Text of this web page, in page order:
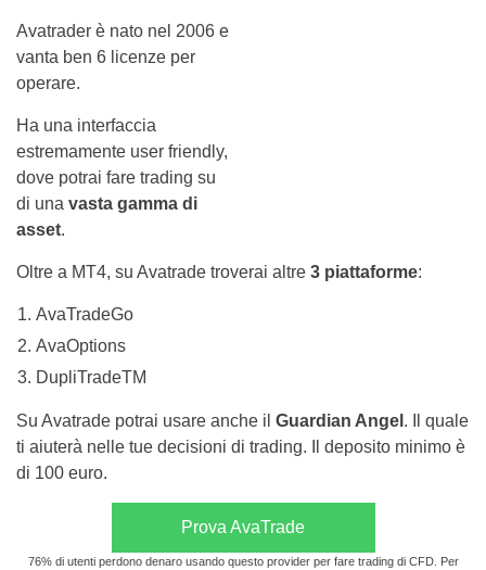
Avatrader è nato nel 2006 e
vanta ben 6 licenze per
operare.
Ha una interfaccia
estremamente user friendly,
dove potrai fare trading su
di una vasta gamma di
asset.
Oltre a MT4, su Avatrade troverai altre 3 piattaforme:
AvaTradeGo
AvaOptions
DupliTradeTM
Su Avatrade potrai usare anche il Guardian Angel . Il quale
ti aiuterà nelle tue decisioni di trading. Il deposito minimo è
di 100 euro.
Prova AvaTrade
76% di utenti perdono denaro usando questo provider per fare trading di CFD. Per